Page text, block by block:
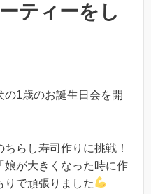
ティーをし
1歳のお誕生日会を開
らし寿司作りに挑戦！
娘が大きくなった時に作
りで頑張りました